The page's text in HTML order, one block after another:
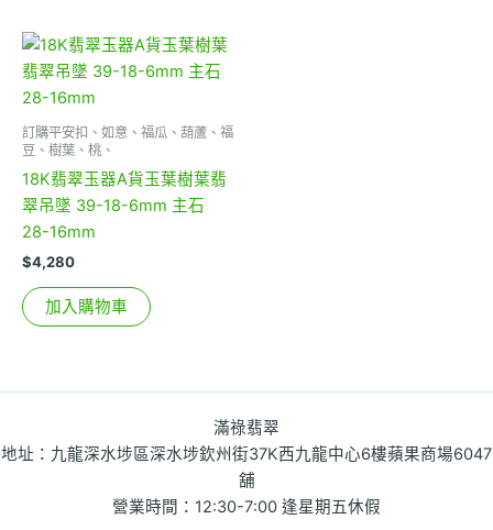
訂購平安扣、如意、福瓜、葫蘆、福
豆、樹葉、桃、
18K翡翠玉器A貨玉葉樹葉翡
翠吊墜 39-18-6mm 主石
28-16mm
$4,280
加入購物車
滿祿翡翠
地址：九龍深水埗區深水埗欽州街37K西九龍中心6樓蘋果商場6047
舖
營業時間：12:30-7:00 逢星期五休假